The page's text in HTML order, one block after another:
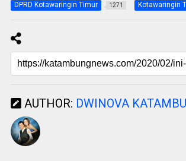
DPRD Kotawaringin Timur 1271 Kotawaringin
AUTHOR: DWINOVA